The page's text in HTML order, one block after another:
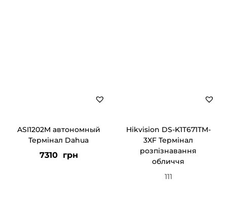
ASI1202M автономный
Термінал Dahua
7310 грн
Hikvision DS-K1T671TM-
3XF Термінал
розпізнавання
обличчя
111